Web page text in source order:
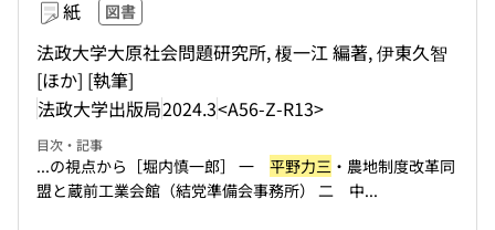
紙 図書
法政大学大原社会問題研究所, 榎一江 編著, 伊東久智
[ほか] [執筆]
法政大学出版局2024.3<A56-Z-R13>
目次・記事
...の視点から［堀内慎一郎］ 一 平野力三 ・農地制度改革同
盟と蔵前工業会館（結党準備会事務所） 二 中...